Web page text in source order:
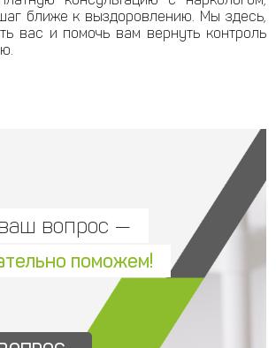
ближе к выздоровлению. Мы здесь,
вас и помочь вам вернуть контроль
вопрос —
поможем!